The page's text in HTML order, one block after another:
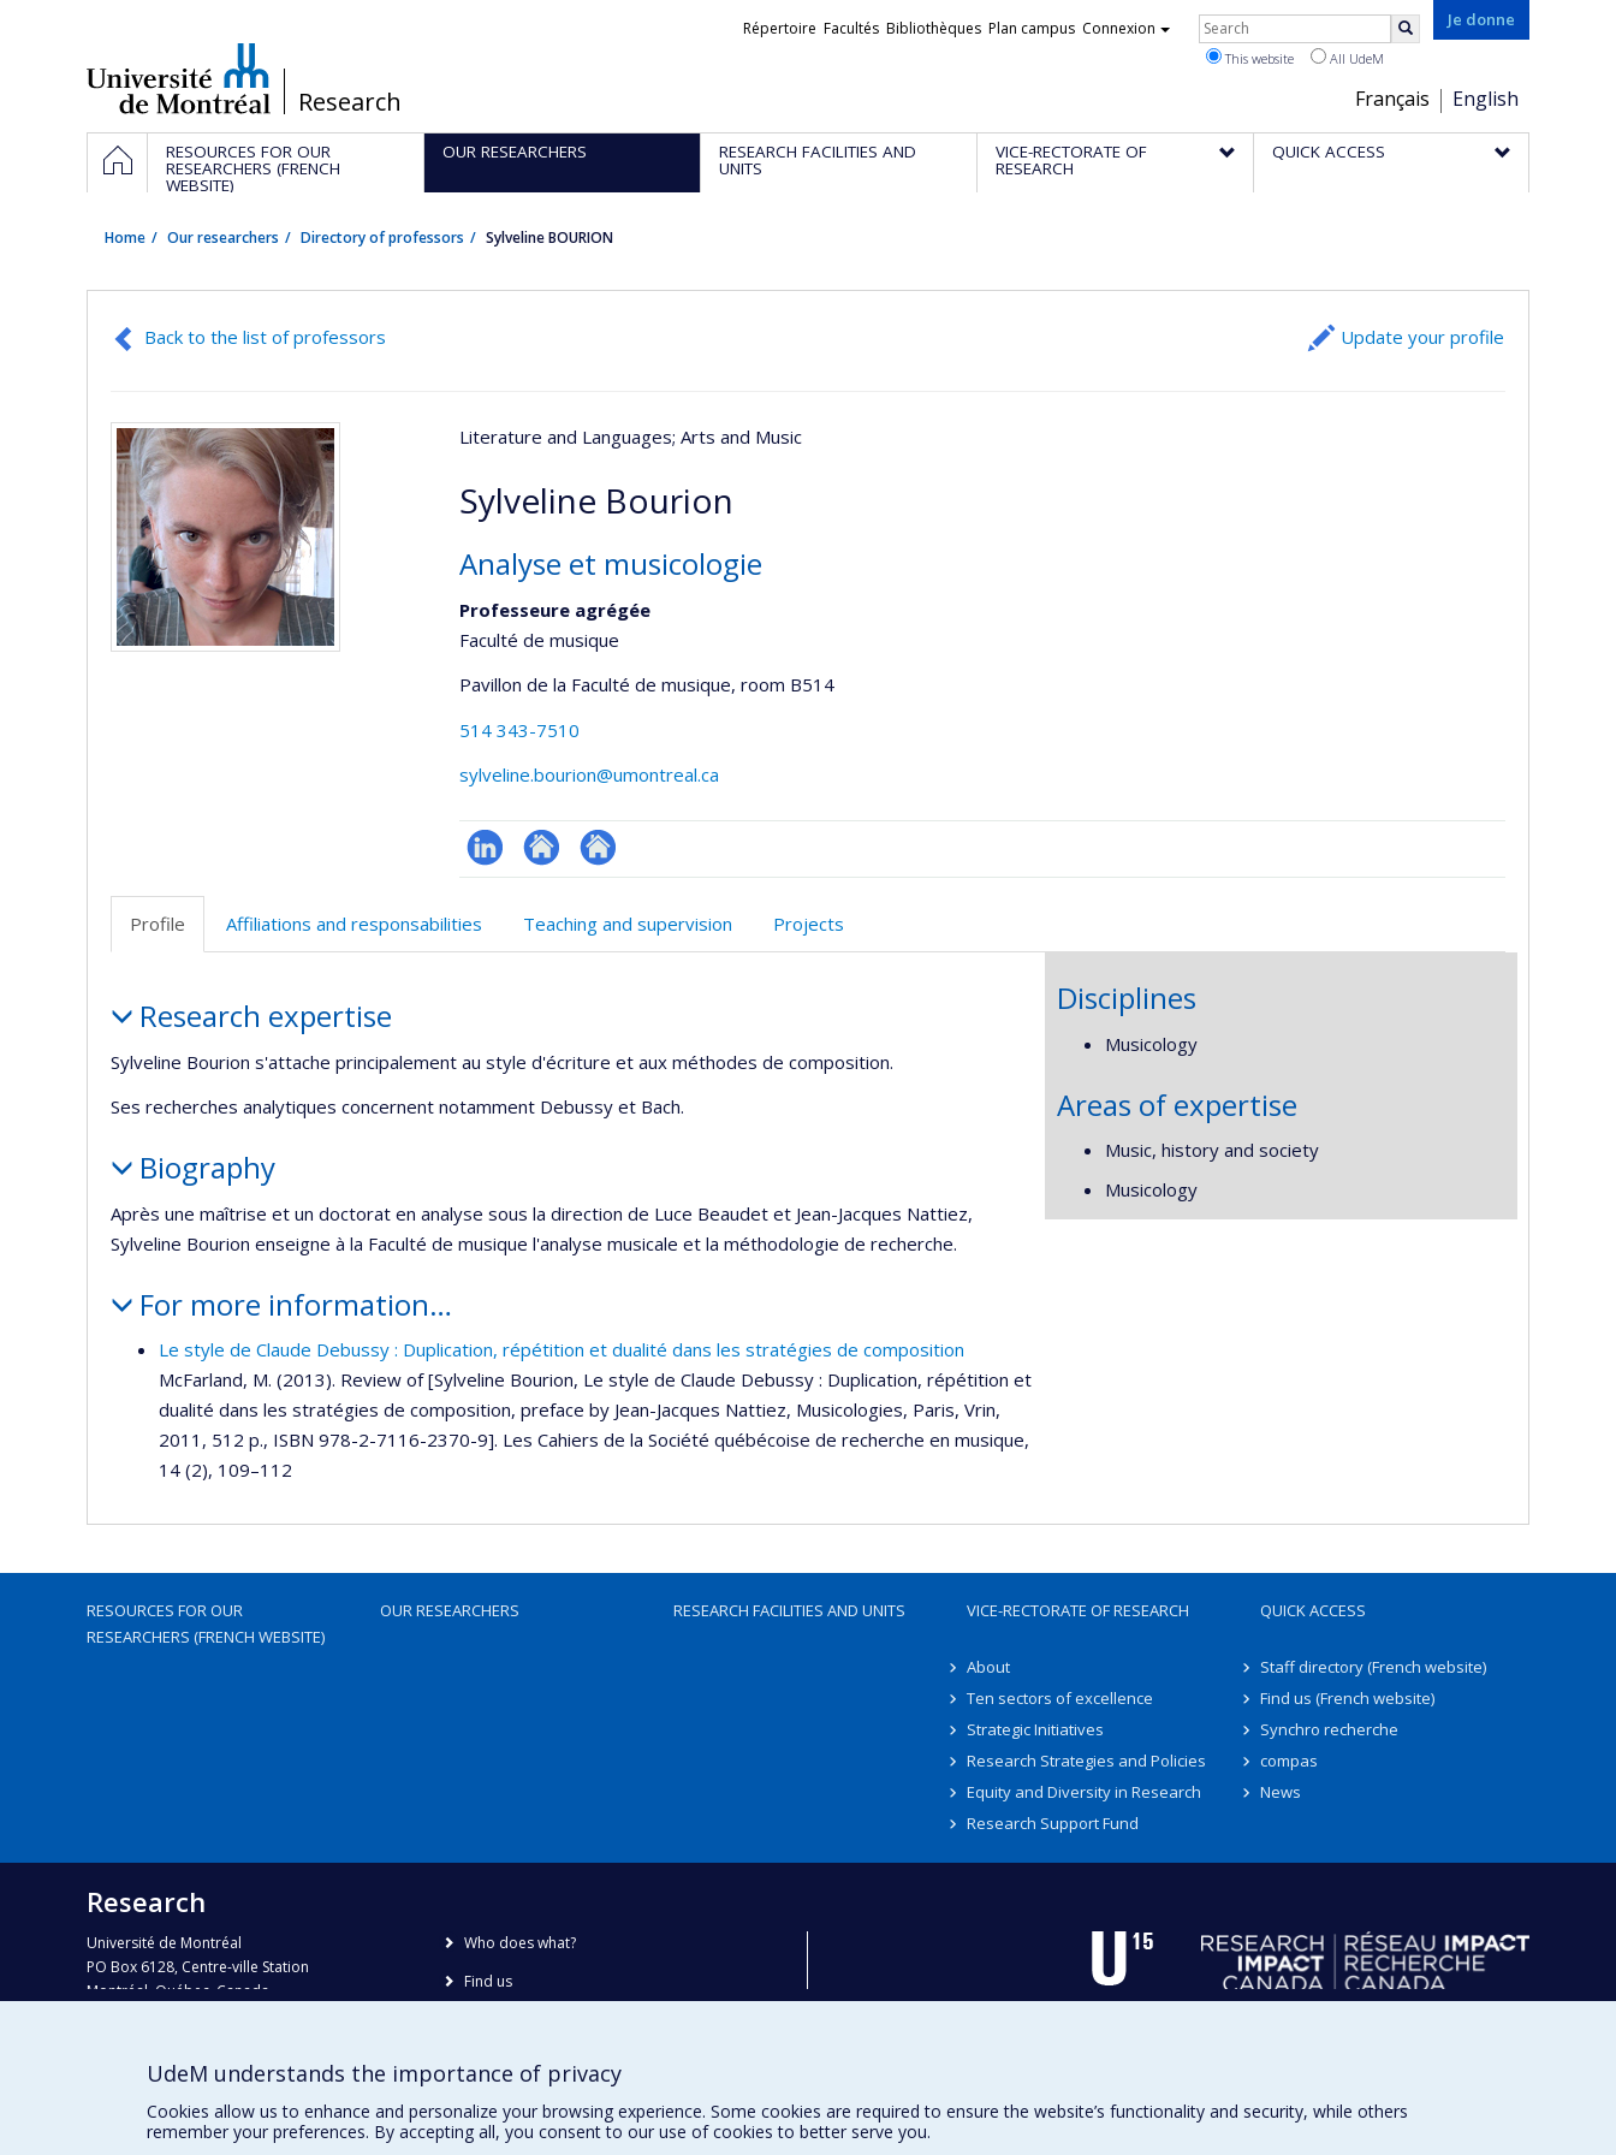
/Research
Je donne
Choix
de
la
Français English
Liens
Répertoire Facultés Bibliothèques Plan campus Connexion Rechercher
This website All UdeM
Navigation
principale
HOMERESOURCES FOR OUR
RESEARCHERS (FRENCH
WEBSITE)
OUR RESEARCHERS RESEARCH FACILITIES AND
UNITS
VICE-RECTORATE OF
RESEARCH
QUICK ACCESS
Home Our researchers Directory of professors Sylveline BOURION
Back to the list of professors Update your profile
Literature and Languages; Arts and Music
Sylveline Bourion
Analyse et musicologie
Professeure agrégée
Faculté de musique
Pavillon de la Faculté de musique, room B514
514 343-7510
sylveline.bourion@umontreal.ca
LinkedInAutre Autre
web
Profile Affiliations and responsabilities Teaching and supervision Projects
Research expertise
Sylveline Bourion s'attache principalement au style d'écriture et aux méthodes de composition.
Ses recherches analytiques concernent notamment Debussy et Bach.
Biography
Après une maîtrise et un doctorat en analyse sous la direction de Luce Beaudet et Jean-Jacques Nattiez,
Sylveline Bourion enseigne à la Faculté de musique l'analyse musicale et la méthodologie de recherche.
For more information…
Le style de Claude Debussy : Duplication, répétition et dualité dans les stratégies de composition
McFarland, M. (2013). Review of [Sylveline Bourion, Le style de Claude Debussy : Duplication, répétition et
dualité dans les stratégies de composition, preface by Jean-Jacques Nattiez, Musicologies, Paris, Vrin,
2011, 512 p., ISBN 978-2-7116-2370-9]. Les Cahiers de la Société québécoise de recherche en musique,
14 (2), 109–112
Disciplines
Musicology
Areas of expertise
Music, history and society
Musicology
RESOURCES FOR OUR
RESEARCHERS (FRENCH WEBSITE)
OUR RESEARCHERS RESEARCH FACILITIES AND UNITS VICE-RECTORATE OF RESEARCH
About
Ten sectors of excellence
Strategic Initiatives
Research Strategies and Policies
Equity and Diversity in Research
Research Support Fund
QUICK ACCESS
Staff directory (French website)
Find us (French website)
Synchro recherche
compas
News
Research
Université de Montréal
PO Box 6128, Centre-ville Station
Montréal, Québec, Canada
Phone : 514 343-6111, #38492
recherche@umontreal.ca
Who does what?
Find us
UdeM understands the importance of privacy
Cookies allow us to enhance and personalize your browsing experience. Some cookies are required to ensure the website’s functionality and security, while others
remember your preferences. By accepting all, you consent to our use of cookies to better serve you.